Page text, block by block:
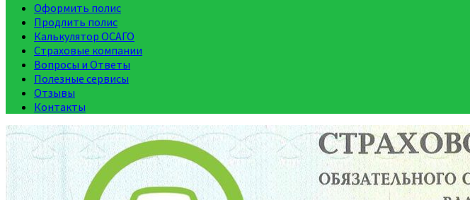
Оформить полис
Продлить полис
Калькулятор ОСАГО
Страховые компании
Вопросы и Ответы
Полезные сервисы
Отзывы
Контакты